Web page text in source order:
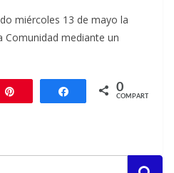
miércoles 13 de mayo la
Comunidad mediante un
Compartir
0
COMPARTIR